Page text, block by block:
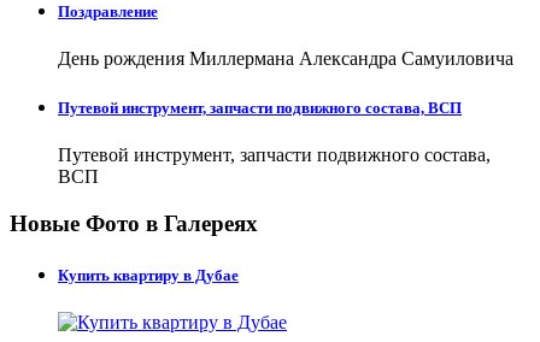
Поздравление
День рождения Миллермана Александра Самуиловича
Путевой инструмент, запчасти подвижного состава, ВСП
Путевой инструмент, запчасти подвижного состава,
ВСП
Новые Фото в Галереях
Купить квартиру в Дубае